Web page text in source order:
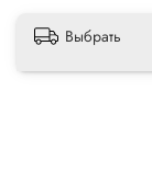
Выбрать